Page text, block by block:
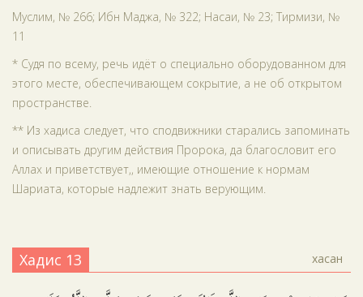
Муслим, № 266; Ибн Маджа, № 322; Насаи, № 23; Тирмизи, №
11
* Судя по всему, речь идёт о специально оборудованном для
этого месте, обеспечивающем сокрытие, а не об открытом
пространстве.
** Из хадиса следует, что сподвижники старались запоминать
и описывать другим действия Пророка, да благословит его
Аллах и приветствует,, имеющие отношение к нормам
Шариата, которые надлежит знать верующим.
Хадис 13 хасан